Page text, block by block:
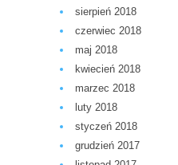
sierpień 2018
czerwiec 2018
maj 2018
kwiecień 2018
marzec 2018
luty 2018
styczeń 2018
grudzień 2017